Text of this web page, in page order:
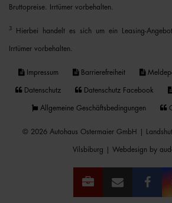
Bruttopreise. Irrtümer vorbehalten.
3 Hierbei handelt es sich um ein Leasing-
Irrtümer vorbehalten.
Impressum Barrierefreiheit
Datenschutz Datenschutz Facebook
Allgemeine Geschäftsbedingungen
© 2026 Autohaus Ostermaier GmbH |
Vilsbiburg | Webdesign by